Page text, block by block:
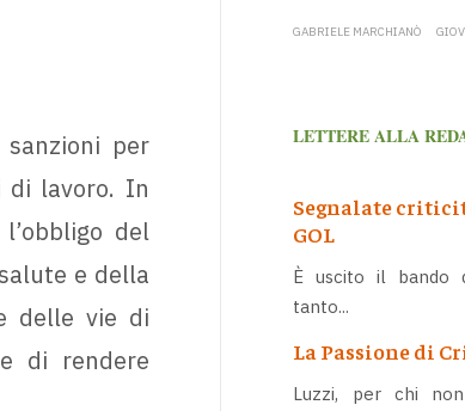
per
di lavoro. In
del
e della
delle vie di
di rendere
GABRIELE MARCHIANÒ
LETTERE ALLA
Segnalate
GOL
È uscito il bando
tanto...
La Passione di
Luzzi, per chi